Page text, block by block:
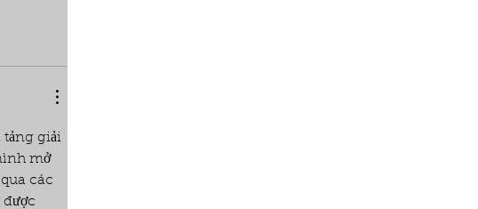
tảng giải
mở
các